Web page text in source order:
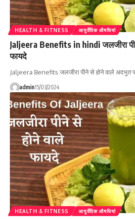
HEALTH & FITNESS आयुर्वेदिक औषधियां
Jaljeera Benefits in hindi जलजीरा
फायदे
Jaljeera Benefits जलजीरा पीने से होने वाले
admin15/03/2024
HEALTH & FITNESS आयुर्वेदिक औषधियां